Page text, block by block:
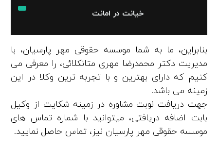
خیانت در امانت
بنابراین، ما به شما موسسه حقوقی مهر پارسیان، با
مدیریت دکتر محمدرضا مهری متانکلائی، را معرفی می‌
کنیم که دارای بهترین و با تجربه‌ ترین وکلا در این
زمینه می‌ باشد.
جهت دریافت نوبت مشاوره در زمینه شکایت از وکیل
بابت اضافه دریافتی، میتوانید با شماره تماس‌ های
موسسه حقوقی مهر پارسیان نیز، تماس حاصل نمایید.